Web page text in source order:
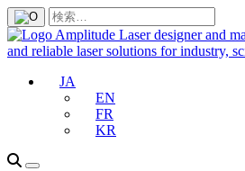
JA
EN
FR
KR